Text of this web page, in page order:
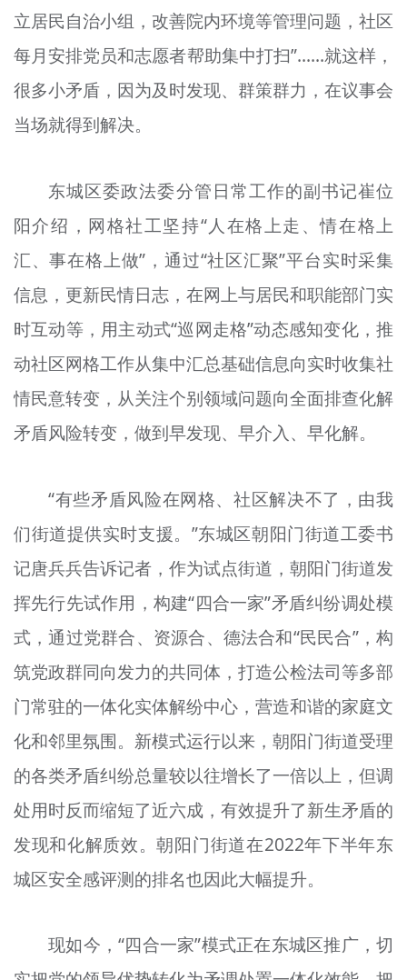
立居民自治小组，改善院内环境等管理问题，社区
每月安排党员和志愿者帮助集中打扫”……就这样，
很多小矛盾，因为及时发现、群策群力，在议事会
当场就得到解决。
东城区委政法委分管日常工作的副书记崔位
阳介绍，网格社工坚持“人在格上走、情在格上
汇、事在格上做”，通过“社区汇聚”平台实时采集
信息，更新民情日志，在网上与居民和职能部门实
时互动等，用主动式“巡网走格”动态感知变化，推
动社区网格工作从集中汇总基础信息向实时收集社
情民意转变，从关注个别领域问题向全面排查化解
矛盾风险转变，做到早发现、早介入、早化解。
“有些矛盾风险在网格、社区解决不了，由我
们街道提供实时支援。”东城区朝阳门街道工委书
记唐兵兵告诉记者，作为试点街道，朝阳门街道发
挥先行先试作用，构建“四合一家”矛盾纠纷调处模
式，通过党群合、资源合、德法合和“民民合”，构
筑党政群同向发力的共同体，打造公检法司等多部
门常驻的一体化实体解纷中心，营造和谐的家庭文
化和邻里氛围。新模式运行以来，朝阳门街道受理
的各类矛盾纠纷总量较以往增长了一倍以上，但调
处用时反而缩短了近六成，有效提升了新生矛盾的
发现和化解质效。朝阳门街道在2022年下半年东
城区安全感评测的排名也因此大幅提升。
现如今，“四合一家”模式正在东城区推广，切